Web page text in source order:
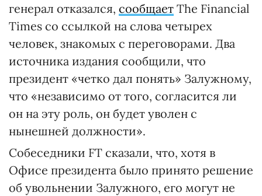
генерал отказался, сообщает The Financial
Times со ссылкой на слова четырех
человек, знакомых с переговорами. Два
источника издания сообщили, что
президент «четко дал понять» Залужному,
что «независимо от того, согласится ли
он на эту роль, он будет уволен с
нынешней должности».
Собеседники FT сказали, что, хотя в
Офисе президента было принято решение
об увольнении Залужного, его могут не